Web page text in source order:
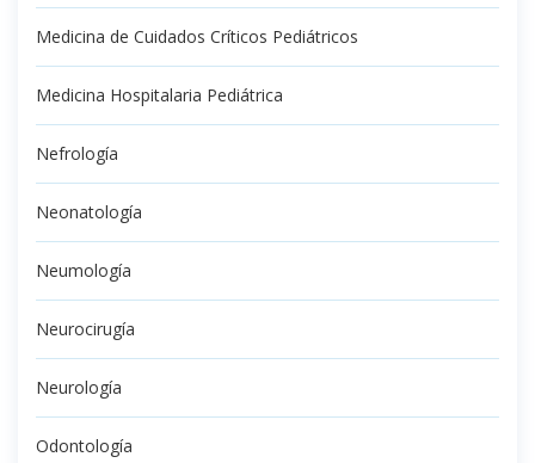
Medicina de Cuidados Críticos Pediátricos
Medicina Hospitalaria Pediátrica
Nefrología
Neonatología
Neumología
Neurocirugía
Neurología
Odontología